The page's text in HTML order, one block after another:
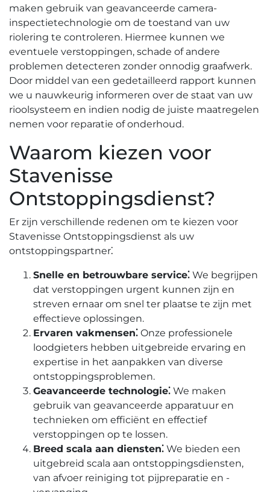
maken gebruik van geavanceerde camera-
inspectietechnologie om de toestand van uw
riolering te controleren. Hiermee kunnen we
eventuele verstoppingen, schade of andere
problemen detecteren zonder onnodig graafwerk.​
Door middel van een gedetailleerd rapport kunnen
we u nauwkeurig informeren over de staat van uw
rioolsysteem en indien nodig de juiste maatregelen
nemen voor reparatie of onderhoud.​
Waarom kiezen voor
Stavenisse
Ontstoppingsdienst?​
Er zijn verschillende redenen om te kiezen voor
Stavenisse Ontstoppingsdienst als uw
ontstoppingspartner⁚
Snelle en betrouwbare service⁚ We begrijpen
dat verstoppingen urgent kunnen zijn en
streven ernaar om snel ter plaatse te zijn met
effectieve oplossingen.​
Ervaren vakmensen⁚ Onze professionele
loodgieters hebben uitgebreide ervaring en
expertise in het aanpakken van diverse
ontstoppingsproblemen.​
Geavanceerde technologie⁚ We maken
gebruik van geavanceerde apparatuur en
technieken om efficiënt en effectief
verstoppingen op te lossen.​
Breed scala aan diensten⁚ We bieden een
uitgebreid scala aan ontstoppingsdiensten,
van afvoer reiniging tot pijpreparatie en -